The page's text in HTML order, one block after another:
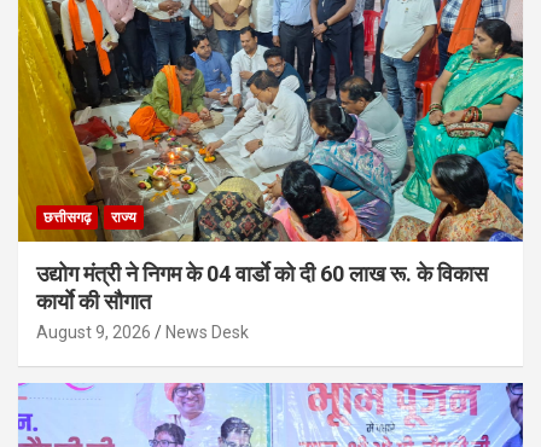
छत्तीसगढ़ राज्य
उद्योग मंत्री ने निगम के 04 वार्डाे को दी 60 लाख रू. के विकास
कार्याे की सौगात
August 9, 2026 News Desk